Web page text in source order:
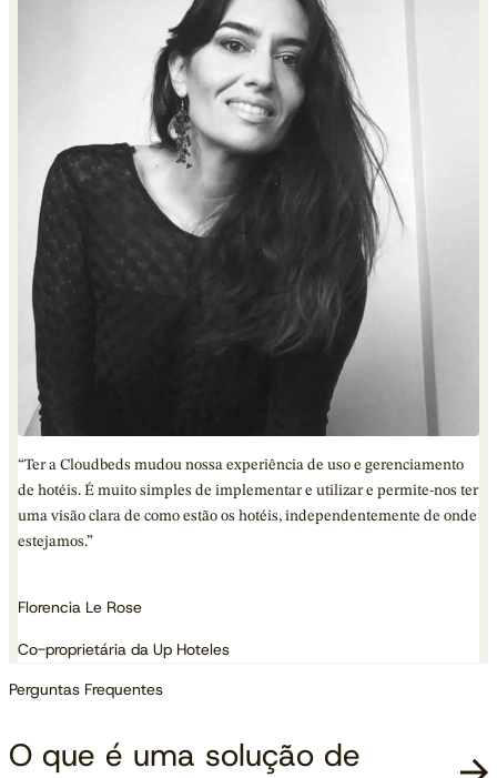
“Ter a Cloudbeds mudou nossa experiência de uso e gerenciamento
de hotéis. É muito simples de implementar e utilizar e permite-nos ter
uma visão clara de como estão os hotéis, independentemente de onde
estejamos.”
Florencia Le Rose
Co-proprietária da Up Hoteles
Perguntas Frequentes
O que é uma solução de